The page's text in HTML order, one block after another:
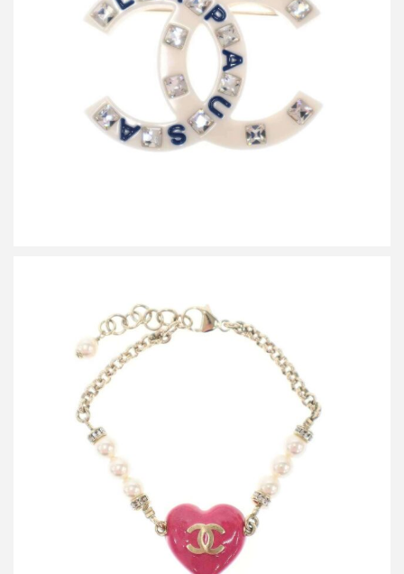
シャネル 2019 Resort La Pausa ラインストーンココマーク ブロー
チ B19
買取金額45,000円
詳しく見る
シャネル 2023 ココマークハート パールブレスレット C23